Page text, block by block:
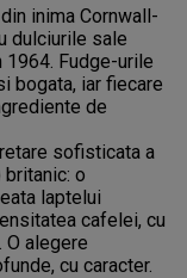
inima Cornwall-
dulciurile sale
1964. Fudge-urile
bogata, iar fiecare
de
sofisticata a
o
laptelui
cafelei, cu
alegere
cu caracter.